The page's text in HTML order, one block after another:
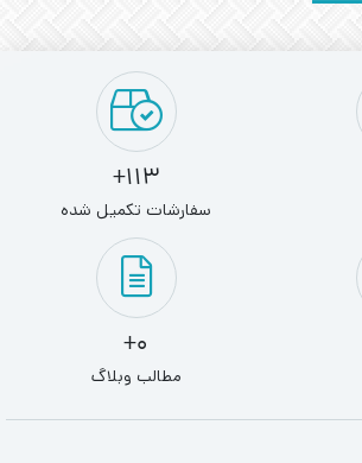
113+
سفارشات تکمیل شده
0+
مطالب وبلاگ